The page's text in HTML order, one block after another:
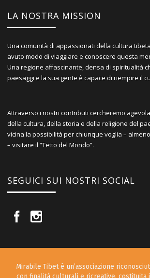
LA NOSTRA MISSION
Una comunità di appassionati della cultura
avuto modo di viaggiare e conoscere questa
Una regione affascinante, densa di spiritualità
paesaggi e la sua gente è capace di riempire il
Attraverso i nostri contributi cercheremo
della cultura, della storia e della religione del
vicina la possibilità per chiunque voglia –
– visitare il “Tetto del Mondo”.
SEGUICI SUI NOSTRI SOCIAL
Mirabile Tibet è un’associazione
con finalità culturali e ricreative, costituita